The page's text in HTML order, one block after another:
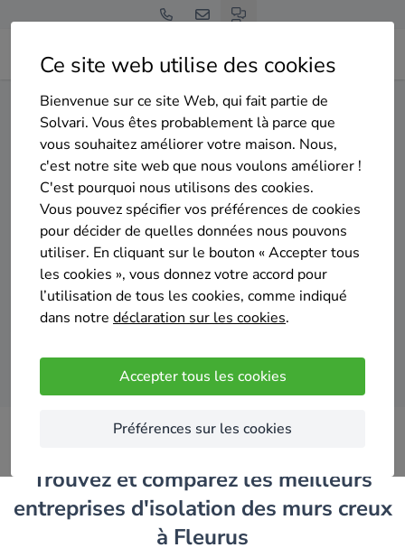
Ce site web utilise des cookies
Bienvenue sur ce site Web, qui fait partie de
Solvari. Vous êtes probablement là parce que
vous souhaitez améliorer votre maison. Nous,
c'est notre site web que nous voulons améliorer !
C'est pourquoi nous utilisons des cookies.
Vous pouvez spécifier vos préférences de cookies
pour décider de quelles données nous pouvons
utiliser. En cliquant sur le bouton « Accepter tous
les cookies », vous donnez votre accord pour
l’utilisation de tous les cookies, comme indiqué
dans notre déclaration sur les cookies.
Accepter tous les cookies
Préférences sur les cookies
Home Isolation des murs creux Hainaut Fleurus
Gratuit et sans engagement
Top 20 des entreprises
d'isolation des murs creux à
Fleurus
Comparer des devis
Trouvez et comparez les meilleurs
entreprises d'isolation des murs creux
à Fleurus